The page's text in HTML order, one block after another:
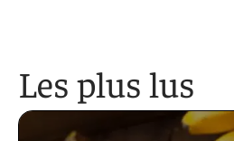
Les plus lus